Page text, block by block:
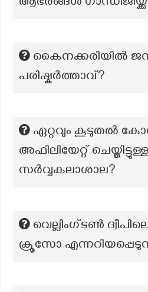
കൈനക്കരിയില്‍
പരിഷ്കര്‍ത്താവ്?
ഏറ്റവും കൂടുതൽ
അഫിലിയേറ്റ് ചെയ്തിട്ടുള്ള
സർവ്വകലാശാല?
വെല്ലിംഗ്ടൺ
ക്രൂസോ